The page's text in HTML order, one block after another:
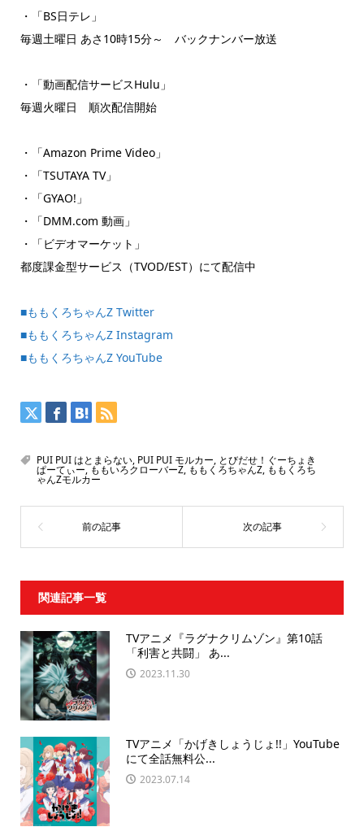
・「BS日テレ」
毎週土曜日 あさ10時15分～ バックナンバー放送
・「動画配信サービスHulu」
毎週火曜日 順次配信開始
・「Amazon Prime Video」
・「TSUTAYA TV」
・「GYAO!」
・「DMM.com 動画」
・「ビデオマーケット」
都度課金型サービス（TVOD/EST）にて配信中
■ももくろちゃんZ Twitter
■ももくろちゃんZ Instagram
■ももくろちゃんZ YouTube
PUI PUI はとまらない, PUI PUI モルカー, とびだせ！ぐーちょき
ぱーてぃー,ももいろクローバーZ, ももくろちゃんZ, ももくろち
ゃんZモルカー
関連記事一覧
TVアニメ『ラグナクリムゾン』第10話
「利害と共闘」 あ...
2023.11.30
TVアニメ「かげきしょうじょ!!」YouTube
にて全話無料公...
2023.07.14